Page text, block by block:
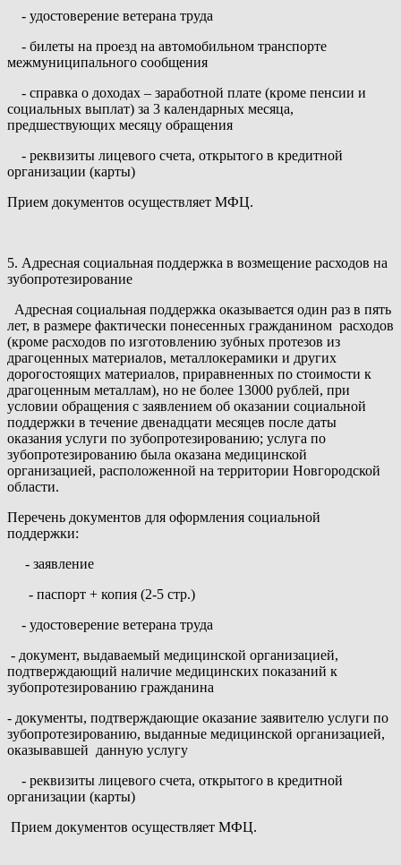
- удостоверение ветерана труда
- билеты на проезд на автомобильном транспорте
межмуниципального сообщения
- справка о доходах – заработной плате (кроме пенсии и
социальных выплат) за 3 календарных месяца,
предшествующих месяцу обращения
- реквизиты лицевого счета, открытого в кредитной
организации (карты)
Прием документов осуществляет МФЦ.
5. Адресная социальная поддержка в возмещение расходов на
зубопротезирование
Адресная социальная поддержка оказывается один раз в пять
лет, в размере фактически понесенных гражданином расходов
(кроме расходов по изготовлению зубных протезов из
драгоценных материалов, металлокерамики и других
дорогостоящих материалов, приравненных по стоимости к
драгоценным металлам), но не более 13000 рублей, при
условии обращения с заявлением об оказании социальной
поддержки в течение двенадцати месяцев после даты
оказания услуги по зубопротезированию; услуга по
зубопротезированию была оказана медицинской
организацией, расположенной на территории Новгородской
области.
Перечень документов для оформления социальной
поддержки:
- заявление
- паспорт + копия (2-5 стр.)
- удостоверение ветерана труда
- документ, выдаваемый медицинской организацией,
подтверждающий наличие медицинских показаний к
зубопротезированию гражданина
- документы, подтверждающие оказание заявителю услуги по
зубопротезированию, выданные медицинской организацией,
оказывавшей данную услугу
- реквизиты лицевого счета, открытого в кредитной
организации (карты)
Прием документов осуществляет МФЦ.